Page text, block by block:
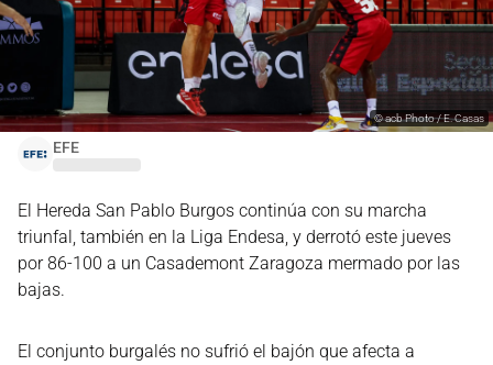
EFE
©acb Photo / E. Casas
El Hereda San Pablo Burgos continúa con su marcha
triunfal, también en la Liga Endesa, y derrotó este jueves
por 86-100 a un Casademont Zaragoza mermado por las
bajas.
El conjunto burgalés no sufrió el bajón que afecta a